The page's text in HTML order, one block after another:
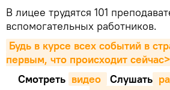
В лицее трудятся 101
вспомогательных работников.
Будь в курсе всех событий в
первым, что происходит
Смотреть видео Cлушать